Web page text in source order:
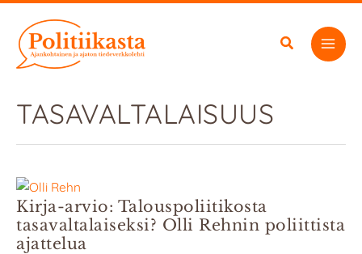
sisältöön
TASAVALTALAISUUS
Kirja-arvio: Talouspoliitikosta
tasavaltalaiseksi? Olli Rehnin poliittista
ajattelua